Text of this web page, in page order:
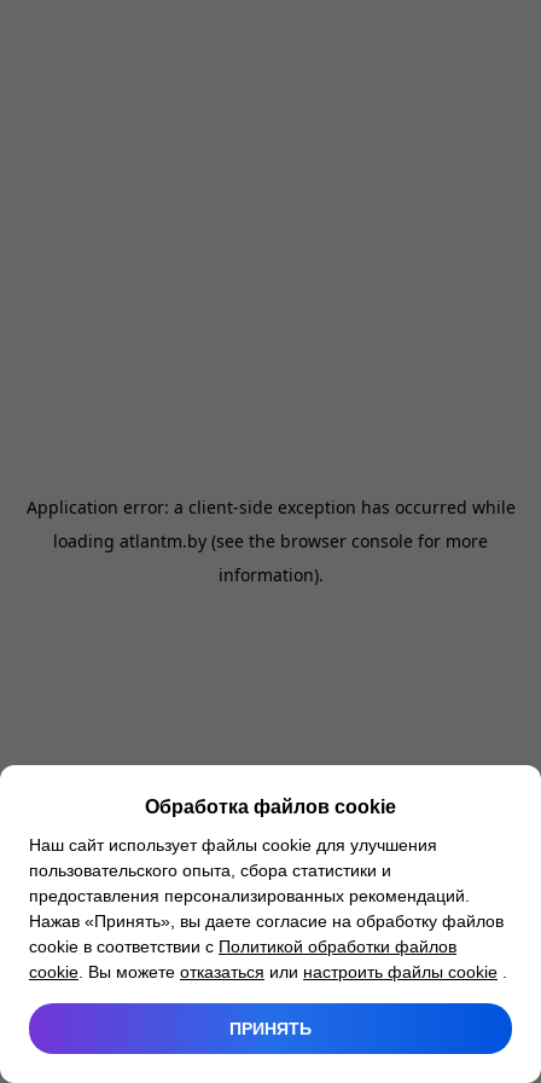
Application error: a client-side exception has occurred while
loading atlantm.by (see the browser console for more
information).
Обработка файлов cookie
Наш сайт использует файлы cookie для улучшения
пользовательского опыта, сбора статистики и
предоставления персонализированных рекомендаций.
Нажав «Принять», вы даете согласие на обработку файлов
cookie в соответствии с Политикой обработки файлов
cookie . Вы можете отказаться или настроить файлы cookie
ПРИНЯТЬ